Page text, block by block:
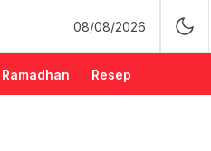
08/08/2026
Ramadhan Resep